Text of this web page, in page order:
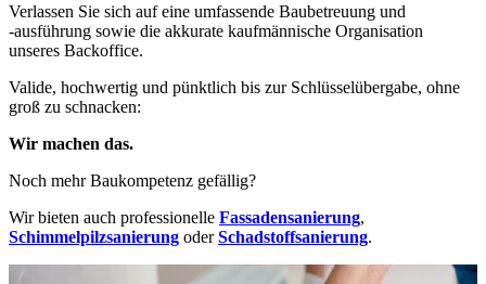
Verlassen Sie sich auf eine umfassende Baubetreuung und
-ausführung sowie die akkurate kaufmännische Organisation
unseres Backoffice.
Valide, hochwertig und pünktlich bis zur Schlüsselübergabe, ohne
groß zu schnacken:
Wir machen das.
Noch mehr Baukompetenz gefällig?
Wir bieten auch professionelle Fassadensanierung,
Schimmelpilzsanierung oderSchadstoffsanierung.